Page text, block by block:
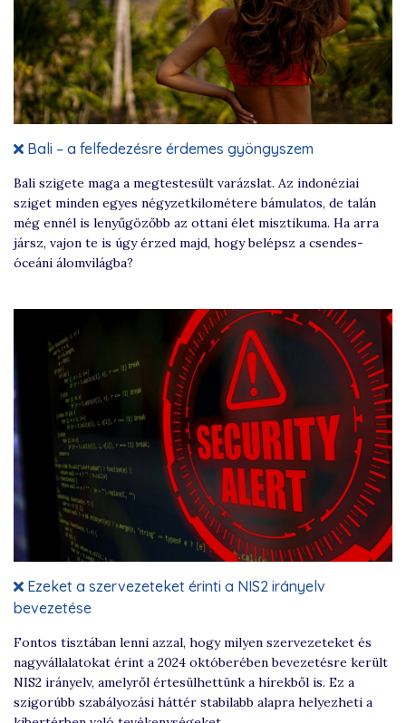
Bali – a felfedezésre érdemes gyöngyszem
Bali szigete maga a megtestesült varázslat. Az indonéziai
sziget minden egyes négyzetkilométere bámulatos, de talán
még ennél is lenyűgözőbb az ottani élet misztikuma. Ha arra
jársz, vajon te is úgy érzed majd, hogy belépsz a csendes-
óceáni álomvilágba?
Ezeket a szervezeteket érinti a NIS2 irányelv
bevezetése
Fontos tisztában lenni azzal, hogy milyen szervezeteket és
nagyvállalatokat érint a 2024 októberében bevezetésre került
NIS2 irányelv, amelyről értesülhettünk a hírekből is. Ez a
szigorúbb szabályozási háttér stabilabb alapra helyezheti a